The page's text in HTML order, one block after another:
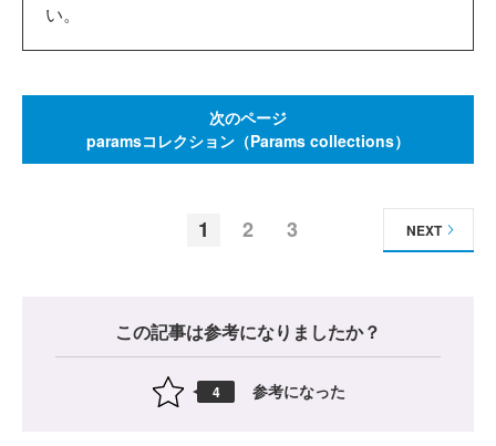
い。
次のページ
paramsコレクション（Params collections）
1 2 3 NEXT
この記事は参考になりましたか？
4 参考になった